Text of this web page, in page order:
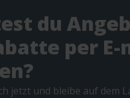
du
per E-
jetzt und bleibe auf dem